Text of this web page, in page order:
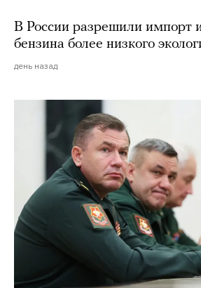
В России разрешили импорт
бензина более низкого
день назад